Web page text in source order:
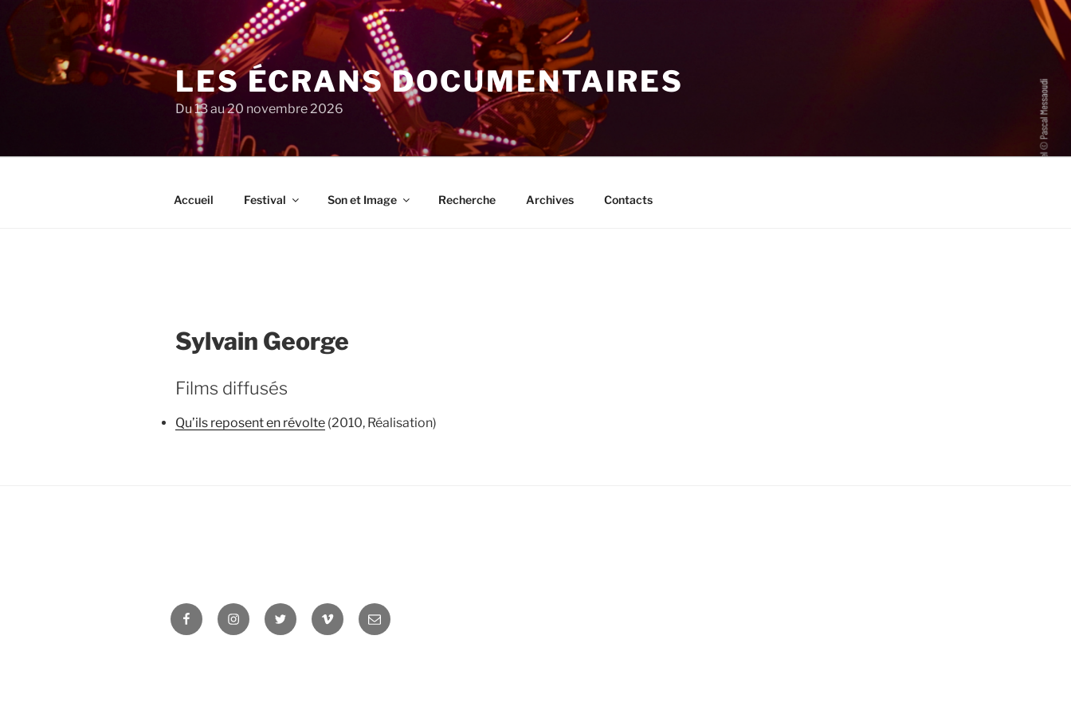
au
contenu
principal
LES ÉCRANS DOCUMENTAIRES
Du 13 au 20 novembre 2026
Accueil Festival Son et Image Recherche Archives Contacts
Sylvain George
Films diffusés
Qu’ils reposent en révolte (2010, Réalisation)
FacebookInstagramTwitter Vimeo Newsletter